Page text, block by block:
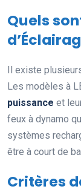
Quels
Il existe
Les modèles à
puissance et
feux à dynamo
systèmes
être à court de
Critères